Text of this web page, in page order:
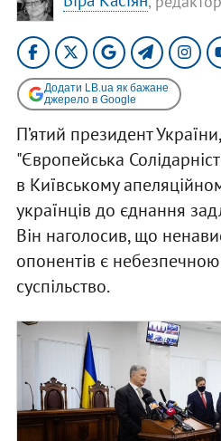
Додати LB.ua як бажане
джерело в Google
П’ятий президент
"Європейська
в Київському
українців до єднання
Він наголосив, що
опонентів є
суспільство.